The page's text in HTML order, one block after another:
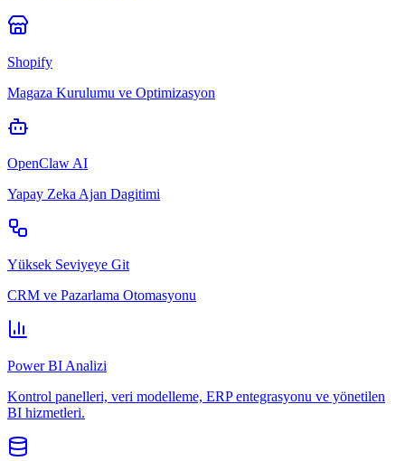
Shopify
Magaza Kurulumu ve Optimizasyon
OpenClaw AI
Yapay Zeka Ajan Dagitimi
Yüksek Seviyeye Git
CRM ve Pazarlama Otomasyonu
Power BI Analizi
Kontrol panelleri, veri modelleme, ERP entegrasyonu ve yönetilen
BI hizmetleri.